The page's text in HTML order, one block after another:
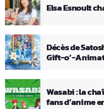
Elsa Esnoult
Décès de
Gift-o’-
Wasabi : la
fans d’anime